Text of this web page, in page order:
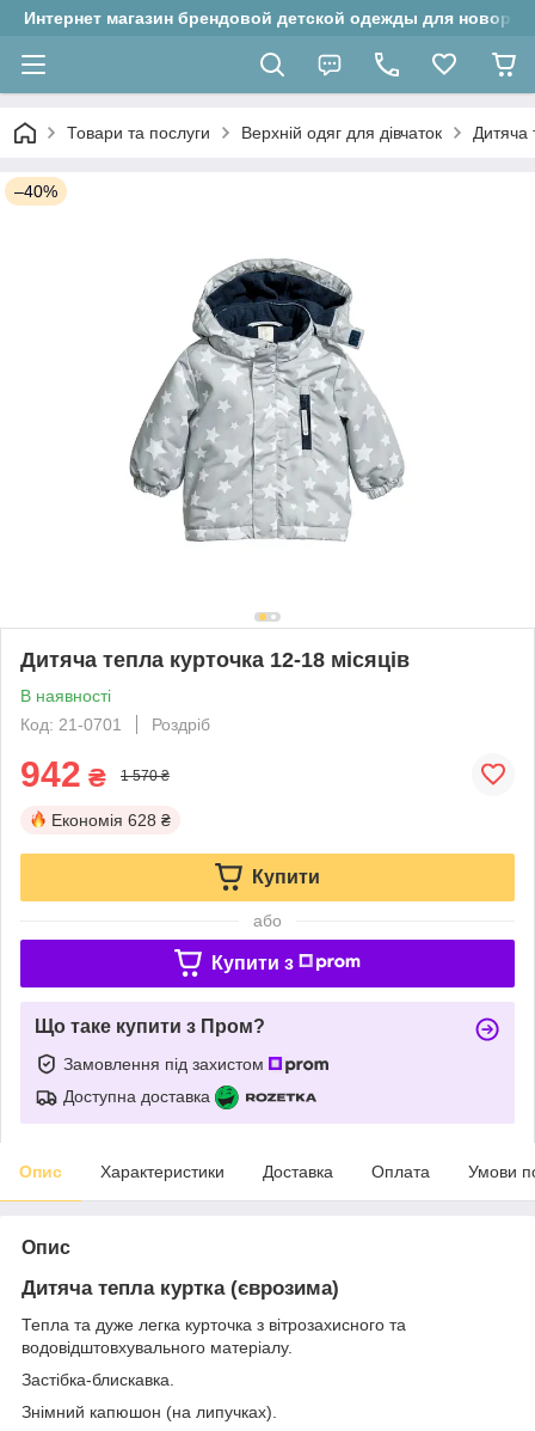
Интернет магазин брендовой детской одежды для
Товари та послуги Верхній одяг для дівчаток Дитяча
–40%
Дитяча тепла курточка 12-18 місяців
В наявності
Код: 21-0701
Роздріб
942 ₴ 1 570 ₴
Економія 628 ₴
Купити
або
Купити з
Що таке купити з Пром?
Замовлення під захистом
Доступна доставка
Опис Характеристики Доставка Оплата Умови
Опис
Дитяча тепла куртка (єврозима)
Тепла та дуже легка курточка з вітрозахисного та
водовідштовхувального матеріалу.
Застібка-блискавка.
Знімний капюшон (на липучках).